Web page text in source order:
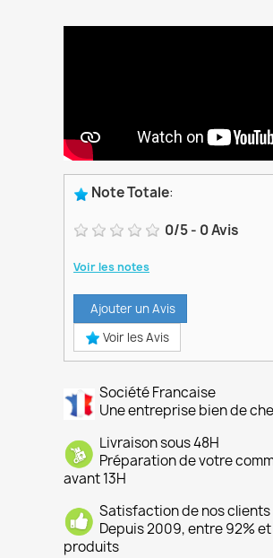
Note Totale:
0/5- 0Avis
Voir les notes
Ajouter un Avis
Voir les Avis
Société Francaise
Une entreprise bien de
Livraison sous 48H
Préparation de votre
avant 13H
Satisfaction de nos clients
Depuis 2009, entre 92%
produits